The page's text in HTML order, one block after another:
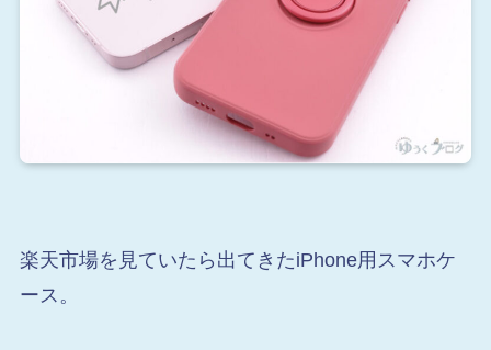
楽天市場を見ていたら出てきたiPhone用スマホケ
ース。